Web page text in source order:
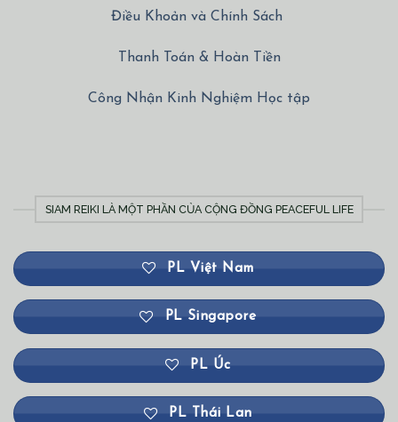
Điều Khoản và Chính Sách
Thanh Toán & Hoàn Tiền
Công Nhận Kinh Nghiệm Học tập
SIAM REIKI LÀ MỘT PHẦN CỦA CỘNG ĐỒNG PEACEFUL LIFE
PL Việt Nam
PL Singapore
PL Úc
PL Thái Lan